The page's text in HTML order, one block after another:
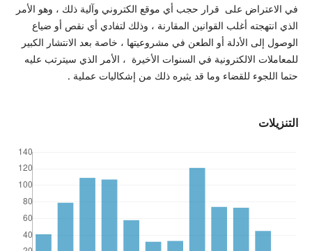
في الاعتراض على قرار حجب أي موقع الكتروني وآلية ذلك ، وهو الأمر
الذي انتهجته أغلب القوانين المقارنة ، وذلك لتفادي أي نقص أو ضياع
الوصول إلى الأدلة أو الطعن في مشروعيتها ، خاصة بعد الانتشار الكبير
للمعاملات الالكترونية في السنوات الأخيرة ، الأمر الذي سيترتب عليه
حتما اللجوء للقضاء وما قد يثيره ذلك من إشكاليات عملية .
التنزيلات